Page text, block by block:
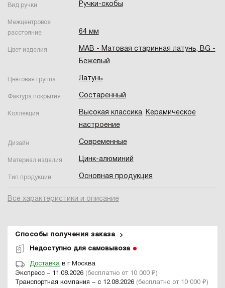
Вид ручки Ручки-скобы
Межцентровое
расстояние
64 мм
Цвет изделия
MAB - Матовая старинная латунь, BG -
Бежевый
Цветовая группа Латунь
Фактура покрытия Состаренный
Коллекция Высокая классика, Керамическое
настроение
Дизайн Современные
Материал изделия Цинк-алюминий
Тип продукции Основная продукция
Все характеристики и описание
Способы получения заказа
Недоступно для самовывоза
Доставка в г Москва
Экспресс – 11.08.2026 (бесплатно от 10 000 ₽)
Транспортная компания – с 12.08.2026 (бесплатно от 10 000 ₽)